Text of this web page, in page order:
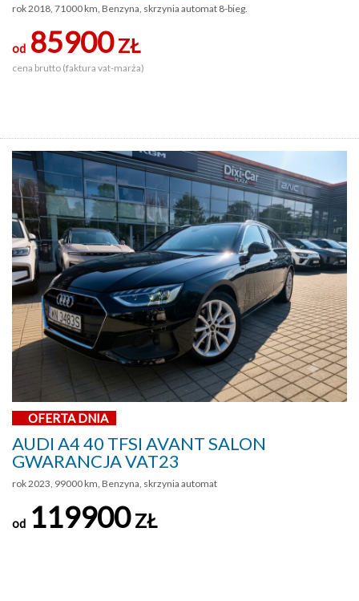
rok 2018, 71000 km, Benzyna, skrzynia automat 8-bieg.
od 85900ZŁ
cena brutto (faktura vat-marża)
OFERTA DNIA
AUDI A4 40 TFSI AVANT SALON
GWARANCJA VAT23
rok 2023, 99000 km, Benzyna, skrzynia automat
od 119900ZŁ